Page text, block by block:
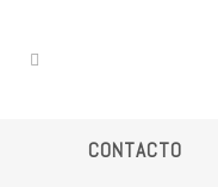
CONTACTO